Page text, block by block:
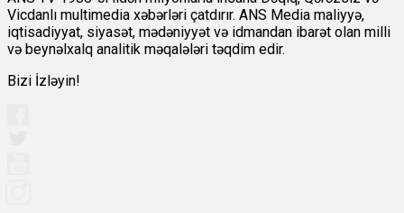
Vicdanlı multimedia xəbərləri çatdırır. ANS Media maliyyə,
iqtisadiyyat, siyasət, mədəniyyət və idmandan ibarət olan milli
və beynəlxalq analitik məqalələri təqdim edir.
Bizi İzləyin!